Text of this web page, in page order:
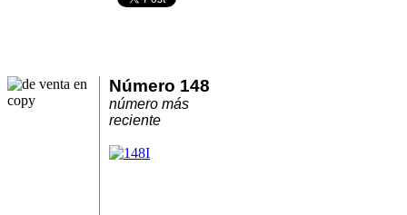
Número 148
número más
reciente